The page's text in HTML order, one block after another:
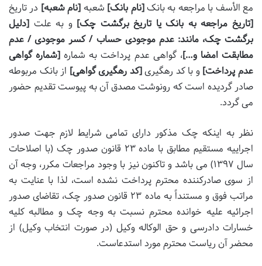
مع الأسف با مراجعه به بانک[نام بانک] شعبه [نام شعبه] در تاریخ
[تاریخ مراجعه به بانک یا تاریخ برگشت چک] و به علت [دلیل
برگشت چک، مانند: عدم موجودی حساب / کسر موجودی / عدم
مطابقت امضا و…]، گواهی عدم پرداخت به شماره [شماره گواهی
عدم پرداخت] و با کد رهگیری[کد رهگیری گواهی] از بانک مربوطه
صادر گردیده است که رونوشت مصدق آن به پیوست تقدیم حضور
می گردد.
نظر به اینکه چک مذکور دارای تمامی شرایط لازم جهت صدور
اجراییه مستقیم مطابق با ماده ۲۳ قانون صدور چک (با اصلاحات
سال ۱۳۹۷) می باشد و تاکنون نیز با وجود مراجعات مکرر، وجه آن
از سوی صادرکننده محترم پرداخت نشده است، لذا با عنایت به
مراتب فوق و مستنداً به ماده ۲۳ قانون صدور چک، تقاضای صدور
اجرائیه علیه خوانده محترم نسبت به وجه چک و مطالبه کلیه
خسارات دادرسی و حق الوکاله وکیل (در صورت انتخاب وکیل) از
محضر آن ریاست محترم مورد استدعاست.